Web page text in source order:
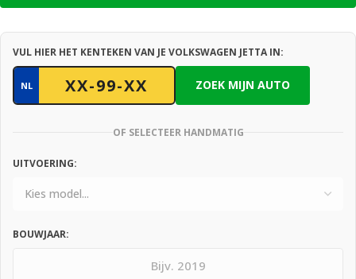
VUL HIER HET KENTEKEN VAN JE VOLKSWAGEN JETTA IN:
NL ZOEK MIJN AUTO
OF SELECTEER HANDMATIG
UITVOERING:
BOUWJAAR: